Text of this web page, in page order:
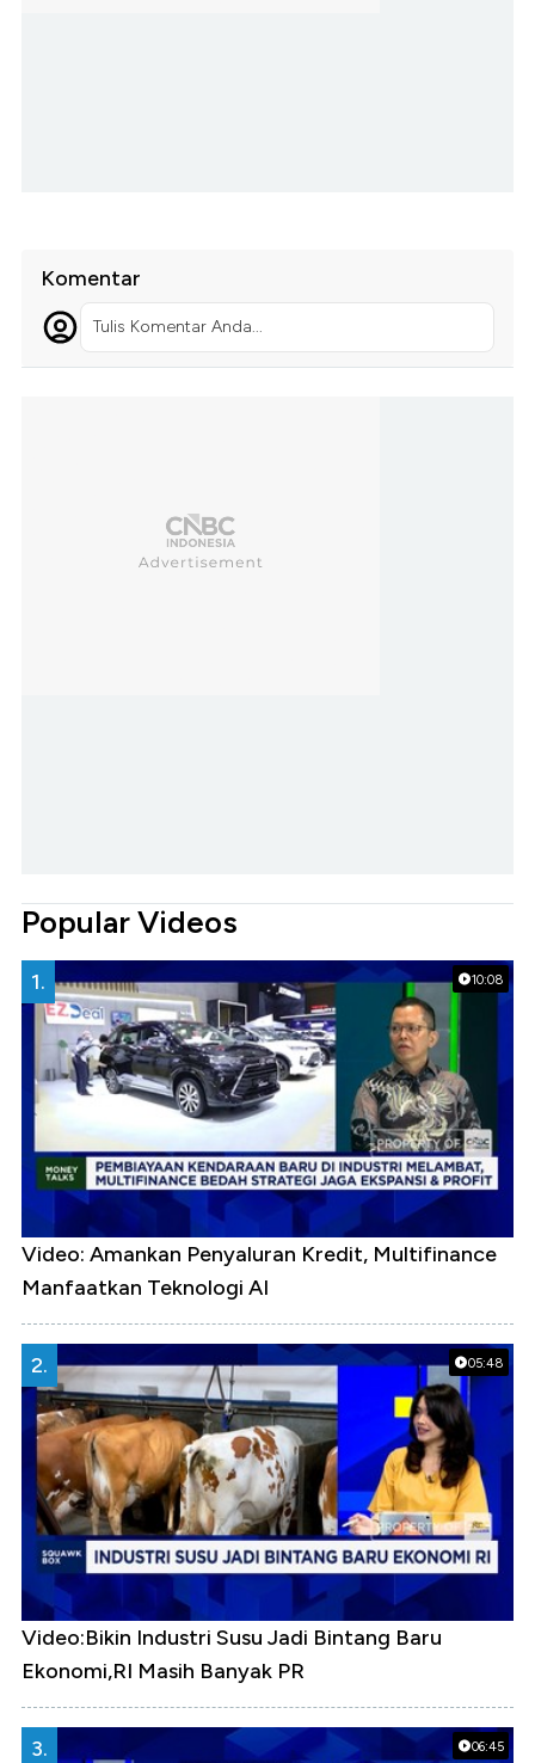
Komentar
Tulis Komentar Anda...
Popular Videos
10:08
1.
Video: Amankan Penyaluran Kredit, Multifinance
Manfaatkan Teknologi AI
05:48
2.
Video:Bikin Industri Susu Jadi Bintang Baru
Ekonomi,RI Masih Banyak PR
06:45
3.